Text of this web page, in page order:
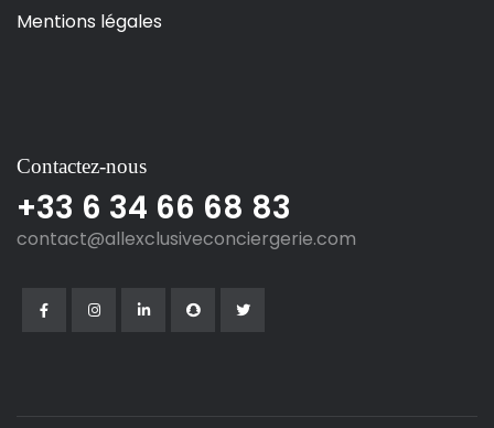
Mentions légales
Contactez-nous
+33 6 34 66 68 83
contact@allexclusiveconciergerie.com